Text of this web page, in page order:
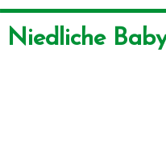
Niedliche